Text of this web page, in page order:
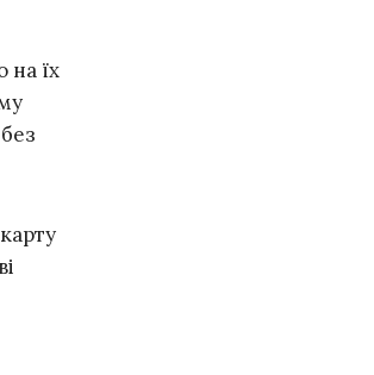
на їх